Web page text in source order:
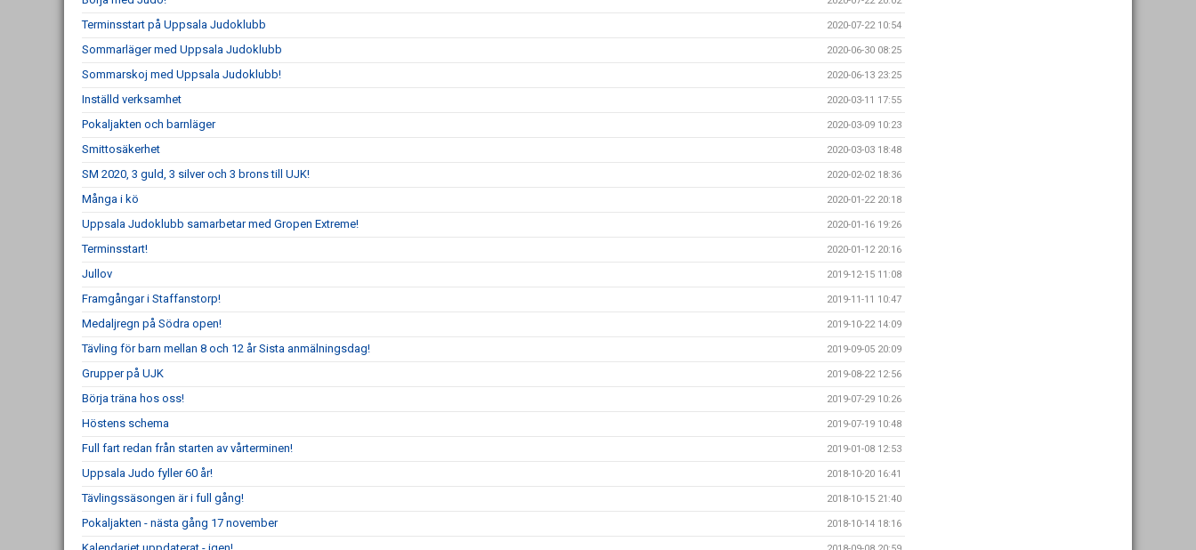
Terminsstart på Uppsala Judoklubb 2020-07-22 10:54
Sommarläger med Uppsala Judoklubb 2020-06-30 08:25
Sommarskoj med Uppsala Judoklubb! 2020-06-13 23:25
Inställd verksamhet 2020-03-11 17:55
Pokaljakten och barnläger 2020-03-09 10:23
Smittosäkerhet 2020-03-03 18:48
SM 2020, 3 guld, 3 silver och 3 brons till UJK! 2020-02-02 18:36
Många i kö 2020-01-22 20:18
Uppsala Judoklubb samarbetar med Gropen Extreme! 2020-01-16 19:26
Terminsstart! 2020-01-12 20:16
Jullov 2019-12-15 11:08
Framgångar i Staffanstorp! 2019-11-11 10:47
Medaljregn på Södra open! 2019-10-22 14:09
Tävling för barn mellan 8 och 12 år Sista anmälningsdag! 2019-09-05 20:09
Grupper på UJK 2019-08-22 12:56
Börja träna hos oss! 2019-07-29 10:26
Höstens schema 2019-07-19 10:48
Full fart redan från starten av vårterminen! 2019-01-08 12:53
Uppsala Judo fyller 60 år! 2018-10-20 16:41
Tävlingssäsongen är i full gång! 2018-10-15 21:40
Pokaljakten - nästa gång 17 november 2018-10-14 18:16